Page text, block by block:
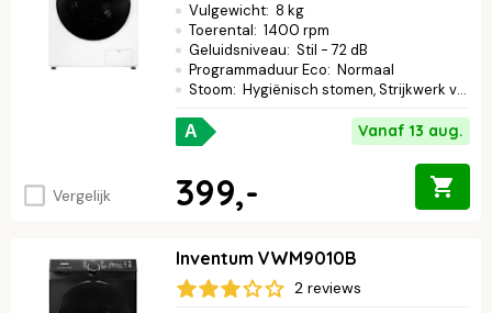
Vergelijk
Vulgewicht: 8 kg
Toerental: 1400 rpm
Geluidsniveau: Stil - 72 dB
Programmaduur Eco: Normaal
Stoom: Hygiënisch stomen, Strijkwerk verminderen
A Vanaf 13 aug.
399,-
Inventum VWM9010B
2 reviews